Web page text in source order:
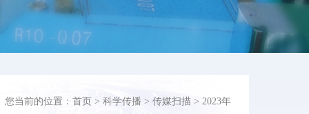
您当前的位置： 首页 > 科学传播 > 传媒扫描 > 2023年